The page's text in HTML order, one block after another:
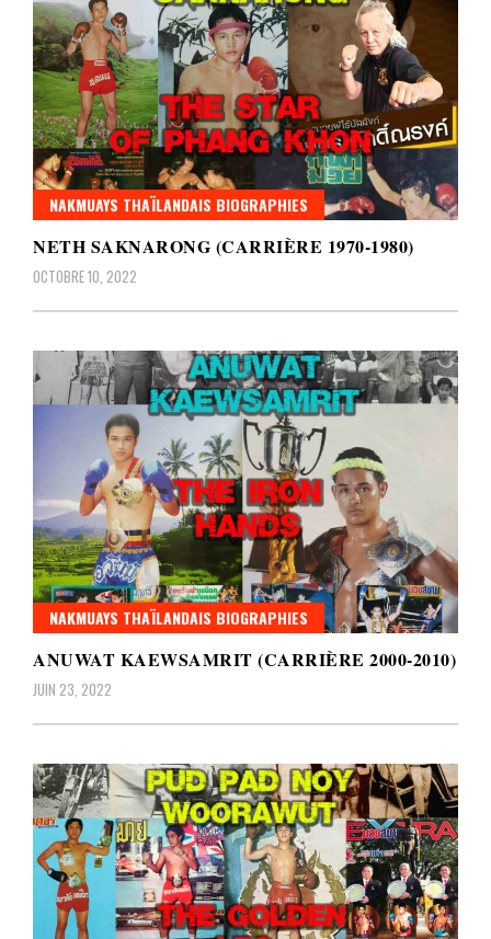
NAKMUAYS THAÏLANDAIS BIOGRAPHIES
NETH SAKNARONG (CARRIÈRE 1970-1980)
OCTOBRE 10, 2022
NAKMUAYS THAÏLANDAIS BIOGRAPHIES
ANUWAT KAEWSAMRIT (CARRIÈRE 2000-2010)
JUIN 23, 2022